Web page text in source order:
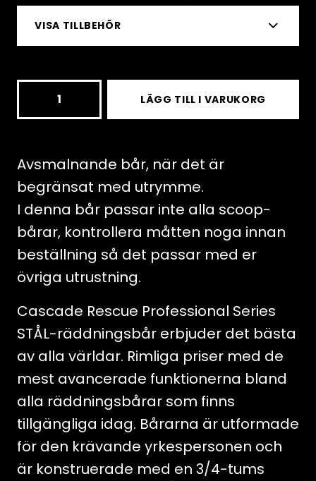
VISA TILLBEHÖR
Professional
Litter,
One
Piece
–
Tapered
mängd
LÄGG TILL I VARUKORG
Avsmalnande bår, när det är
begränsat med utrymme.
I denna bår passar inte alla scoop-
bårar, kontrollera måtten noga innan
beställning så det passar med er
övriga utrustning.
Cascade Rescue Professional Series
STÅL-räddningsbår erbjuder det bästa
av alla världar. Rimliga priser med de
mest avancerade funktionerna bland
alla räddningsbårar som finns
tillgängliga idag. Bårarna är utformade
för den krävande yrkespersonen och
är konstruerade med en 3/4-tums